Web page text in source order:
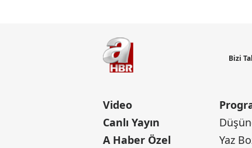
Bizi
Video
Canlı Yayın
A Haber Özel
Yaz